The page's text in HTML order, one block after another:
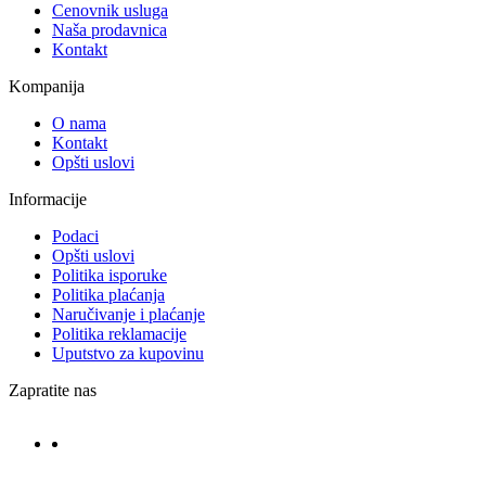
Cenovnik usluga
Naša prodavnica
Kontakt
Kompanija
O nama
Kontakt
Opšti uslovi
Informacije
Podaci
Opšti uslovi
Politika isporuke
Politika plaćanja
Naručivanje i plaćanje
Politika reklamacije
Uputstvo za kupovinu
Zapratite nas